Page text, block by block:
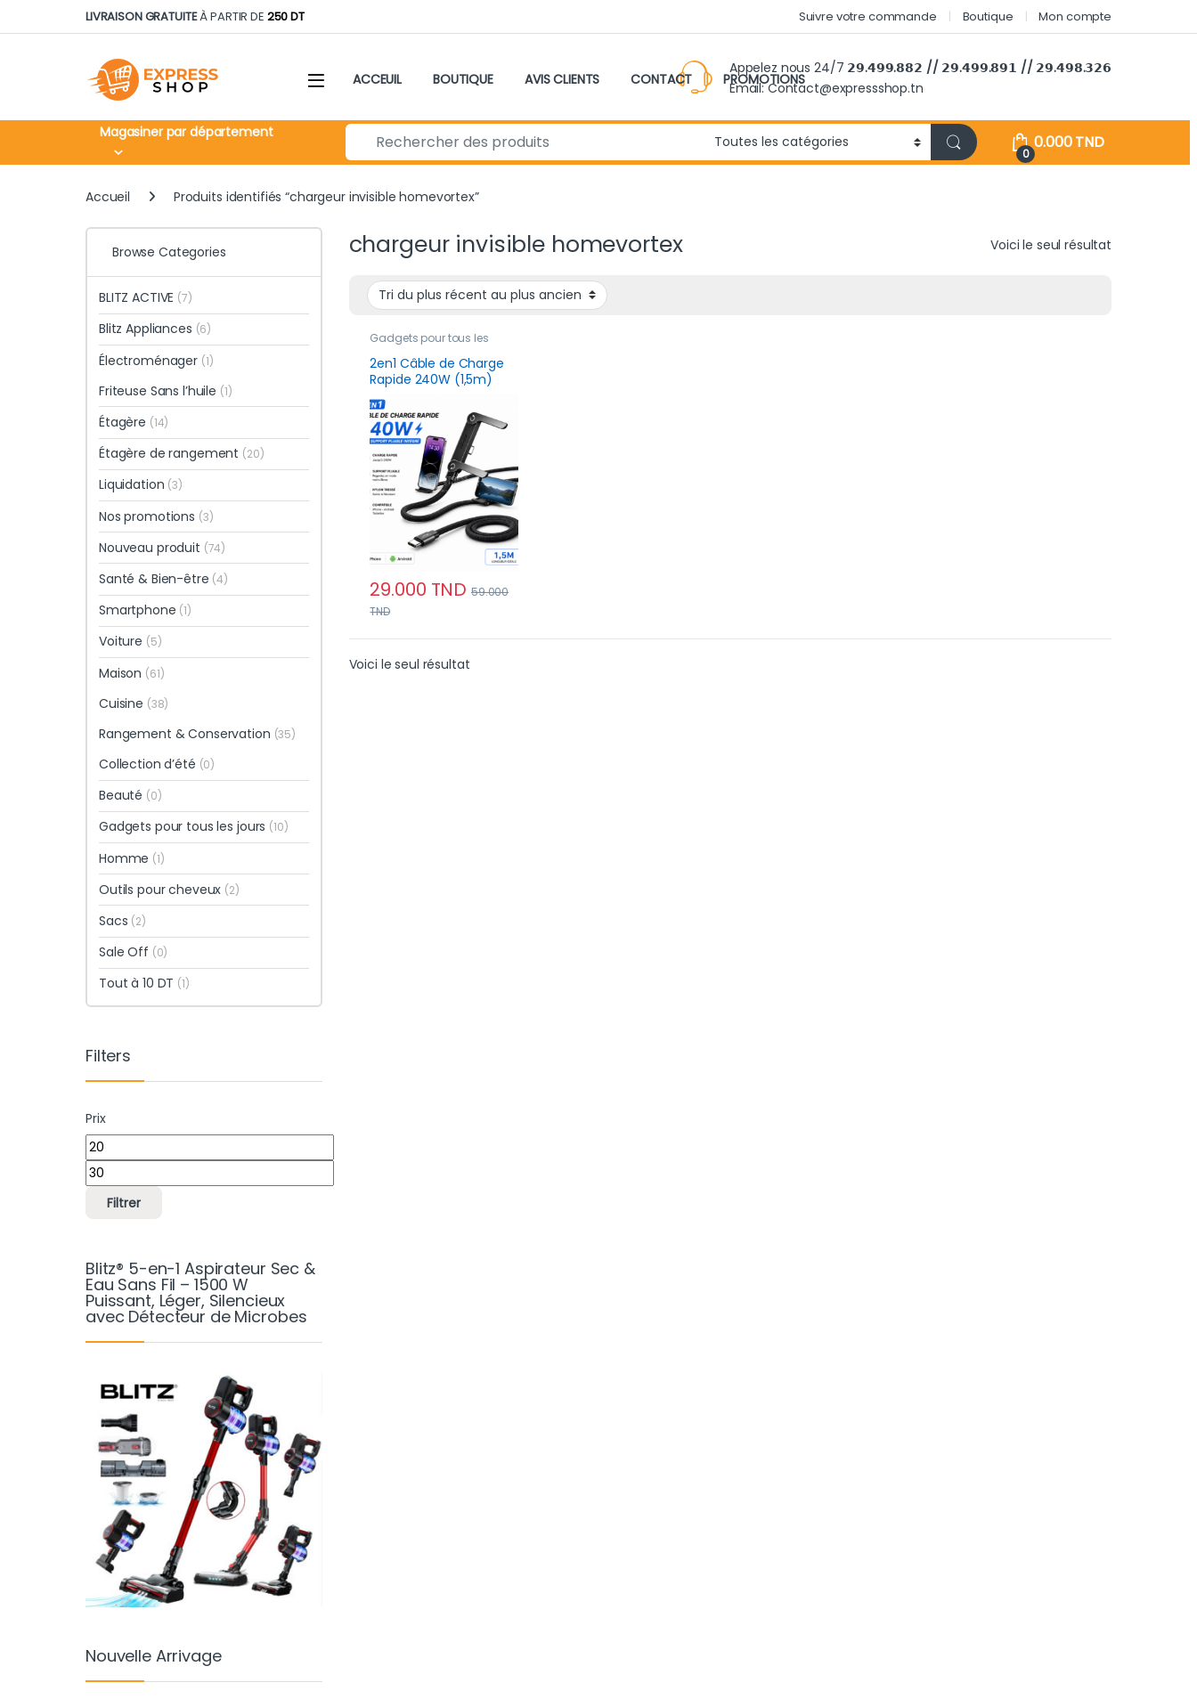
Skip to navigation
Skip to contentLIVRAISON GRATUITEÀ PARTIR DE 250 DT Suivre votre commande Boutique Mon compte
ACCEUIL BOUTIQUE AVIS CLIENTS CONTACT PROMOTIONS
Appelez nous 24/7 𝟮𝟵.𝟰𝟵𝟵.𝟴𝟴𝟮 // 𝟮𝟵.𝟰𝟵𝟵.𝟴𝟵𝟭 // 𝟮𝟵.𝟰𝟵𝟴.𝟯𝟮𝟲
Email: Contact@expressshop.tn
Magasiner par département Search for:
0
0.000TND
Accueil Produits identifiés “chargeur invisible homevortex”
chargeur invisible homevortex Voici le seul résultat
Gadgets pour tous les
jours,Nouveau produit
Smartphone
2en1 Câble de Charge
Rapide 240W (1,5m)
avec Support Pliable
Intégré – Cordon
Robuste pour
Smartphones et
Tablettes
29.000 TND 59.000
TND
Voici le seul résultat
Browse Categories
BLITZ ACTIVE (7)
Blitz Appliances (6)
Électroménager (1)
Friteuse Sans l’huile (1)
Étagère (14)
Étagère de rangement (20)
Liquidation (3)
Nos promotions (3)
Nouveau produit (74)
Santé & Bien-être (4)
Smartphone (1)
Voiture (5)
Maison (61)
Cuisine (38)
Rangement & Conservation (35)
Collection d’été (0)
Beauté (0)
Gadgets pour tous les jours (10)
Homme (1)
Outils pour cheveux (2)
Sacs (2)
Sale Off (0)
Tout à 10 DT (1)
Filters
Prix
Prix min
Prix max
Filtrer
Blitz® 5-en-1 Aspirateur Sec &
Eau Sans Fil – 1500 W
Puissant, Léger, Silencieux
avec Détecteur de Microbes
Nouvelle Arrivage